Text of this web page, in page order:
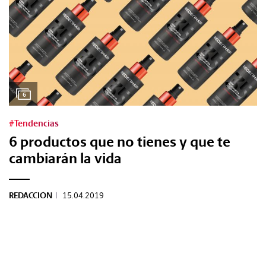
6
#Tendencias
6 productos que no tienes y que te
cambiarán la vida
REDACCIÓN | 15.04.2019
#Caras
#Diseño
#Sexo
#Dinero